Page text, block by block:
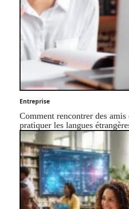
Entreprise
Comment rencontrer des amis
pratiquer les langues